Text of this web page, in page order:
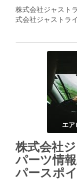
株式会社ジャスト
式会社ジャストラ
エア
株式会社
パーツ情
パースポ